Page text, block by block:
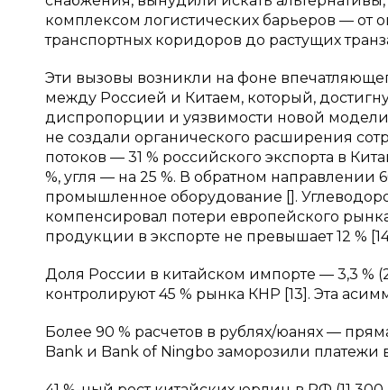
комплексом логистических барьеров — от
транспортных коридоров до растущих
Эти вызовы возникли на фоне
между Россией и Китаем, который,
диспропорции и уязвимости новой
не создали органического расширения
потоков — 31 % российского экспорта в
%, угля — на 25 %. В обратном
промышленное оборудование [].
компенсировал потери европейского
продукции в экспорте не превышает 12 %
Доля России в китайском импорте — 3,3 %
контролируют 45 % рынка КНР [13]. Эта
Более 90 % расчетов в рублях/юанях —
Bank и Bank of Ningbo заморозили